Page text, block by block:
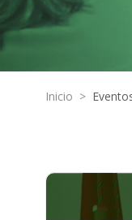
Inicio >